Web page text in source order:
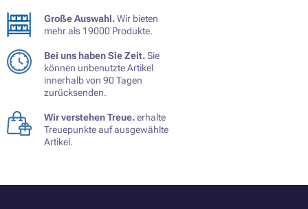
Große Auswahl.Wir bieten
mehr als 19000 Produkte.
Bei uns haben Sie Zeit.Sie
können unbenutzte Artikel
innerhalb von 90 Tagen
zurücksenden.
Wir verstehen Treue.erhalte
Treuepunkte auf ausgewählte
Artikel.